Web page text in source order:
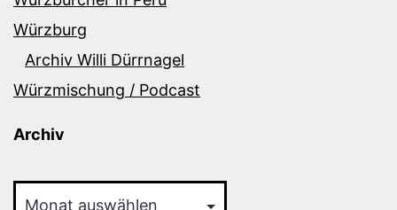
Würzburg
Archiv Willi Dürrnagel
Würzmischung / Podcast
Archiv